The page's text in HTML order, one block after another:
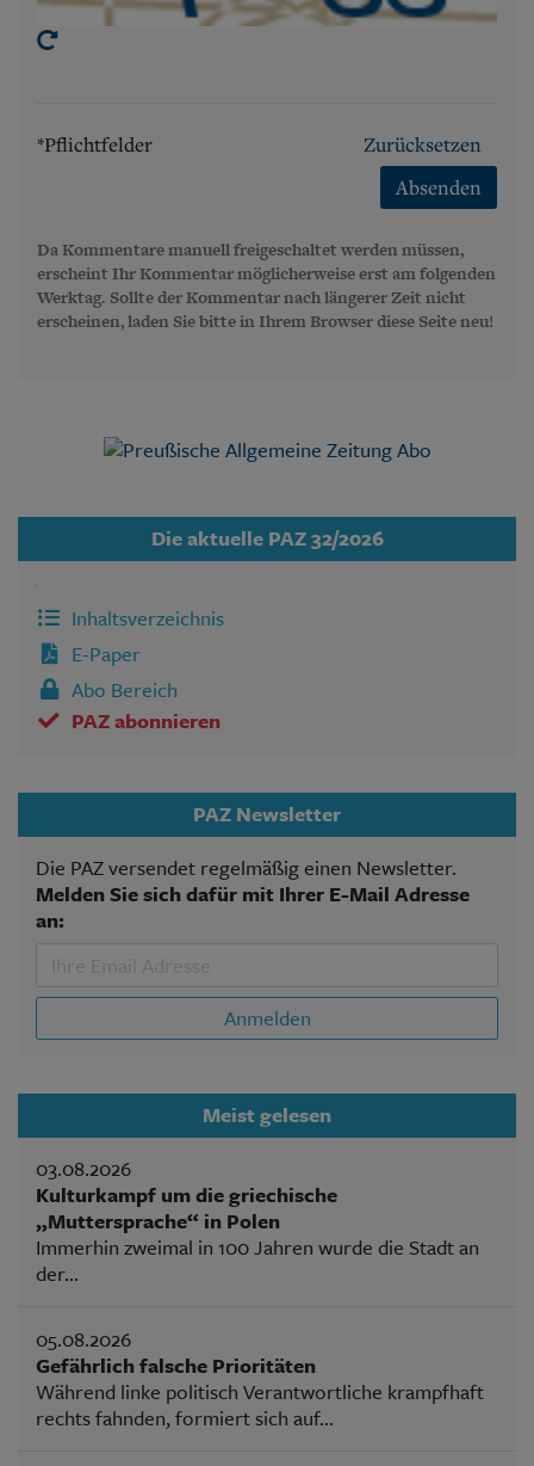
*Pflichtfelder
Zurücksetzen
Absenden
Da Kommentare manuell freigeschaltet werden müssen,
erscheint Ihr Kommentar möglicherweise erst am folgenden
Werktag. Sollte der Kommentar nach längerer Zeit nicht
erscheinen, laden Sie bitte in Ihrem Browser diese Seite neu!
Die aktuelle PAZ 32/2026
Inhaltsverzeichnis
E-Paper
Abo Bereich
PAZ abonnieren
PAZ Newsletter
Die PAZ versendet regelmäßig einen Newsletter.
Melden Sie sich dafür mit Ihrer E-Mail Adresse
an:
Anmelden
Meist gelesen
03.08.2026
Kulturkampf um die griechische
„Muttersprache“ in Polen
Immerhin zweimal in 100 Jahren wurde die Stadt an
der...
05.08.2026
Gefährlich falsche Prioritäten
Während linke politisch Verantwortliche krampfhaft
rechts fahnden, formiert sich auf...